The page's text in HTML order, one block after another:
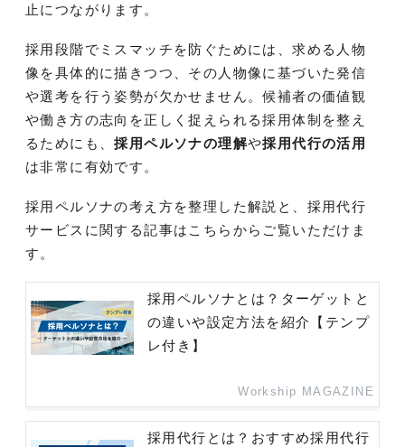
止につながります。
採用段階でミスマッチを防ぐためには、求める人物
像を具体的に描きつつ、その人物像に基づいた発信
や選考を行う姿勢が欠かせません。候補者の価値観
や働き方の志向を正しく捉えられる採用体制を整え
るためにも、採用ペルソナの理解や採用代行の活用
は非常に有効です。
採用ペルソナの考え方を整理した解説と、採用代行
サービスに関する記事はこちらからご覧いただけま
す。
採用ペルソナとは？ターゲットと
の違いや設定方法を紹介【テンプ
レ付き】
Workship MAGAZINE
採用代行とは？おすすめ採用代行